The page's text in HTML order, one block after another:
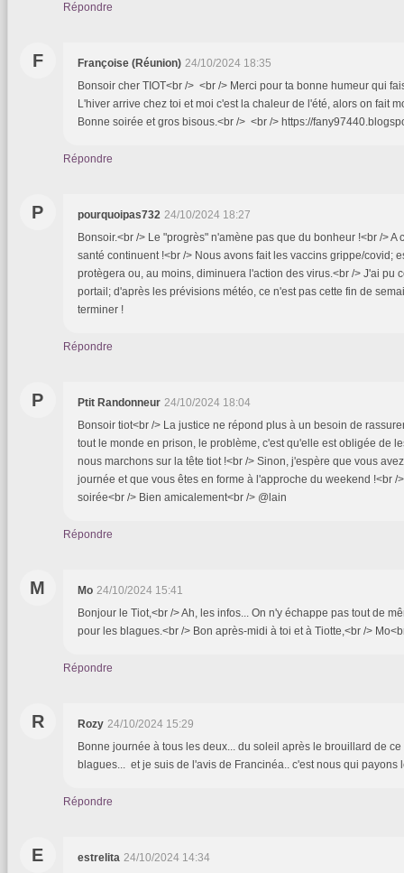
Répondre
F Françoise (Réunion) 24/10/2024 18:35
Bonsoir cher TIOT<br /> <br /> Merci pour ta bonne humeur qui
L'hiver arrive chez toi et moi c'est la chaleur de l'été, alors on fait
Bonne soirée et gros bisous.<br /> <br /> https://
Répondre
P pourquoipas732 24/10/2024 18:27
Bonsoir.<br /> Le "progrès" n'amène pas que du bonheur !<br /> A
santé continuent !<br /> Nous avons fait les vaccins grippe/covid;
protègera ou, au moins, diminuera l'action des virus.<br /> J'ai pu
portail; d'après les prévisions météo, ce n'est pas cette fin de
terminer !
Répondre
P Ptit Randonneur 24/10/2024 18:04
Bonsoir tiot<br /> La justice ne répond plus à un besoin de
tout le monde en prison, le problème, c'est qu'elle est obligée de
nous marchons sur la tête tiot !<br /> Sinon, j'espère que vous
journée et que vous êtes en forme à l'approche du weekend !<br /
soirée<br /> Bien amicalement<br /> @lain
Répondre
M Mo 24/10/2024 15:41
Bonjour le Tiot,<br /> Ah, les infos... On n'y échappe pas tout de
pour les blagues.<br /> Bon après-midi à toi et à Tiotte,<br />
Répondre
R Rozy 24/10/2024 15:29
Bonne journée à tous les deux... du soleil après le brouillard de
blagues... et je suis de l'avis de Francinéa.. c'est nous qui payons
Répondre
E estrelita 24/10/2024 14:34